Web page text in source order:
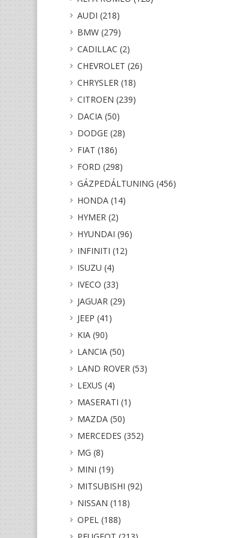
AUDI (218)
BMW (279)
CADILLAC (2)
CHEVROLET (26)
CHRYSLER (18)
CITROEN (239)
DACIA (50)
DODGE (28)
FIAT (186)
FORD (298)
GÁZPEDÁLTUNING (456)
HONDA (14)
HYMER (2)
HYUNDAI (96)
INFINITI (12)
ISUZU (4)
IVECO (33)
JAGUAR (29)
JEEP (41)
KIA (90)
LANCIA (50)
LAND ROVER (53)
LEXUS (4)
MASERATI (1)
MAZDA (50)
MERCEDES (352)
MG (8)
MINI (19)
MITSUBISHI (92)
NISSAN (118)
OPEL (188)